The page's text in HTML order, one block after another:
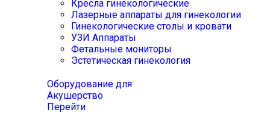
Кресла гинекологические
Лазерные аппараты для гинекологии
Гинекологические столы и кровати
УЗИ Аппараты
Фетальные мониторы
Эстетическая гинекология
Оборудование для
Акушерство
Перейти